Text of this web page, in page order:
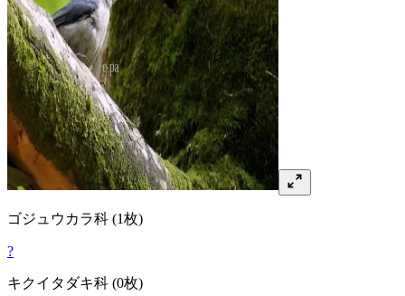
ゴジュウカラ科 (1枚)
?
キクイタダキ科 (0枚)